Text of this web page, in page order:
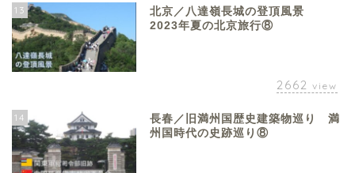
13
北京／八達嶺長城の登頂風景
2023年夏の北京旅行⑧
2662 view
14
長春／旧満州国歴史建築物巡り 満
州国時代の史跡巡り⑧